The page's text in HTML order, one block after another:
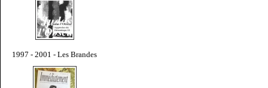
1997 - 2001 - Les Brandes